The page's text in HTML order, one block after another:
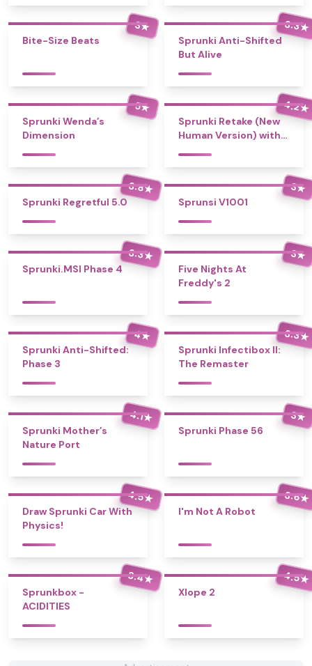
3★
Bite-Size Beats
3.3★
Sprunki Anti-Shifted
But Alive
5★
Sprunki Wenda’s
Dimension
4.2★
Sprunki Retake (New
Human Version) with
3.8★
Sprunki Regretful 5.0
3★
Sprunsi V1001
3.3★
Sprunki.MSI Phase 4
3★
Five Nights At
Freddy's 2
4★
Sprunki Anti-Shifted:
Phase 3
3.3★
Sprunki Infectibox II:
The Remaster
4.1★
Sprunki Mother’s
Nature Port
3★
Sprunki Phase 56
4.5★
Draw Sprunki Car With
Physics!
3.6★
I'm Not A Robot
3.4★
Sprunkbox -
ACIDITIES
4.5★
Xlope 2